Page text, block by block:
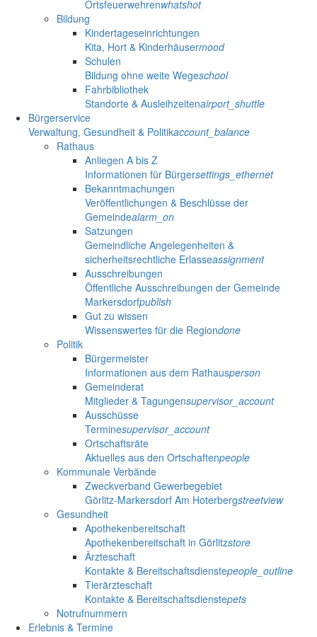
Ortsfeuerwehrenwhatshot
Bildung
Kindertageseinrichtungen
Kita, Hort & Kinderhäusermood
Schulen
Bildung ohne weite Wegeschool
Fahrbibliothek
Standorte & Ausleihzeitenairport_shuttle
Bürgerservice
Verwaltung, Gesundheit & Politikaccount_balance
Rathaus
Anliegen A bis Z
Informationen für Bürgersettings_ethernet
Bekanntmachungen
Veröffentlichungen & Beschlüsse der
Gemeindealarm_on
Satzungen
Gemeindliche Angelegenheiten &
sicherheitsrechtliche Erlasseassignment
Ausschreibungen
Öffentliche Ausschreibungen der Gemeinde
Markersdorfpublish
Gut zu wissen
Wissenswertes für die Regiondone
Politik
Bürgermeister
Informationen aus dem Rathausperson
Gemeinderat
Mitglieder & Tagungensupervisor_account
Ausschüsse
Terminesupervisor_account
Ortschaftsräte
Aktuelles aus den Ortschaftenpeople
Kommunale Verbände
Zweckverband Gewerbegebiet
Görlitz-Markersdorf Am Hoterbergstreetview
Gesundheit
Apothekenbereitschaft
Apothekenbereitschaft in Görlitzstore
Ärzteschaft
Kontakte & Bereitschaftsdienstepeople_outline
Tierärzteschaft
Kontakte & Bereitschaftsdienstepets
Notrufnummern
Erlebnis & Termine